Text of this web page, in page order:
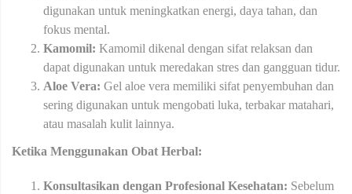
digunakan untuk meningkatkan energi, daya tahan, dan
fokus mental.
Kamomil: Kamomil dikenal dengan sifat relaksan dan
dapat digunakan untuk meredakan stres dan gangguan tidur.
Aloe Vera: Gel aloe vera memiliki sifat penyembuhan dan
sering digunakan untuk mengobati luka, terbakar matahari,
atau masalah kulit lainnya.
Ketika Menggunakan Obat Herbal:
Konsultasikan dengan Profesional Kesehatan: Sebelum